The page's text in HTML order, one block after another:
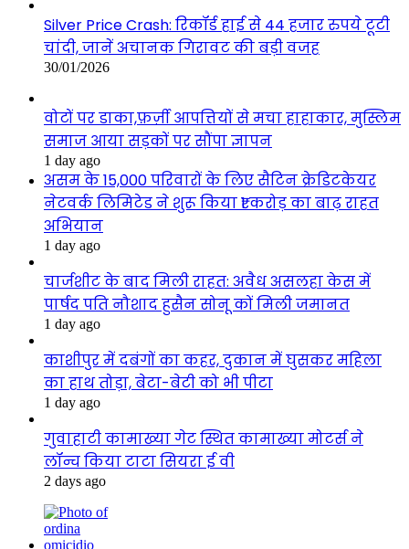
Silver Price Crash: रिकॉर्ड हाई से 44 हजार रुपये टूटी
चांदी, जानें अचानक गिरावट की बड़ी वजह
30/01/2026
वोटों पर डाका,फ़र्ज़ी आपत्तियों से मचा हाहाकार, मुस्लिम
समाज आया सड़कों पर सौंपा ज्ञापन
1 day ago
असम के 15,000 परिवारों के लिए सैटिन क्रेडिटकेयर
नेटवर्क लिमिटेड ने शुरू किया ₹1 करोड़ का बाढ़ राहत
अभियान
1 day ago
चार्जशीट के बाद मिली राहत: अवैध असलहा केस में
पार्षद पति नौशाद हुसैन सोनू कों मिली जमानत
1 day ago
काशीपुर में दबंगों का कहर, दुकान में घुसकर महिला
का हाथ तोड़ा, बेटा-बेटी को भी पीटा
1 day ago
गुवाहाटी कामाख्या गेट स्थित कामाख्या मोटर्स ने
लॉन्च किया टाटा सियरा ई वी
2 days ago